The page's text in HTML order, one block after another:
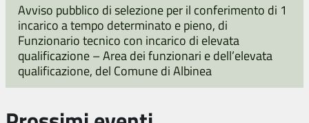
Avviso pubblico di selezione per il conferimento di 1
incarico a tempo determinato e pieno, di
Funzionario tecnico con incarico di elevata
qualificazione – Area dei funzionari e dell’elevata
qualificazione, del Comune di Albinea